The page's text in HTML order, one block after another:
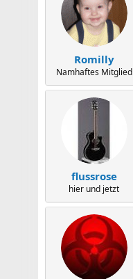
Romilly
Namhaftes Mitglied
flussrose
hier und jetzt